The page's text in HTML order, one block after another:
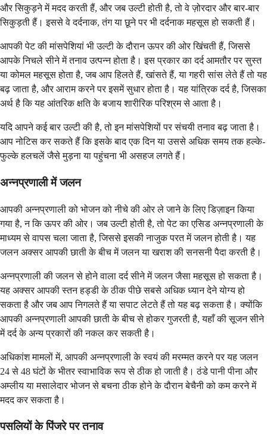
और सिकुड़ने में मदद करती हैं, और जब उल्टी होती है, तो वे ज़ोरदार और बार-बार
सिकुड़ती हैं। इससे वे दर्दनाक, तंग या छूने पर भी दर्दनाक महसूस हो सकती हैं।
आपकी पेट की मांसपेशियां भी उल्टी के दौरान ऊपर की ओर खिंचती हैं, जिससे
आपके निचले सीने में तनाव उत्पन्न होता है। इस प्रकार का दर्द आमतौर पर सुस्त
या कोमल महसूस होता है, जब आप हिलते हैं, खांसते हैं, या गहरी सांस लेते हैं तो यह
बढ़ जाता है, और आराम करने पर इसमें सुधार होता है। यह यांत्रिक दर्द है, जिसका
अर्थ है कि यह आंतरिक क्षति के बजाय शारीरिक परिश्रम से आता है।
यदि आपने कई बार उल्टी की है, तो इन मांसपेशियों पर संचयी तनाव बढ़ जाता है।
आप नोटिस कर सकते हैं कि इसके बाद एक दिन या उससे अधिक समय तक हल्के-
फुल्के हलचलें जैसे मुड़ना या पहुंचना भी असहज लगते हैं।
अन्नप्रणाली में जलन
आपकी अन्नप्रणाली को भोजन को नीचे की ओर ले जाने के लिए डिज़ाइन किया
गया है, न कि ऊपर की ओर। जब उल्टी होती है, तो पेट का एसिड अन्नप्रणाली के
माध्यम से वापस चला जाता है, जिससे इसकी नाजुक परत में जलन होती है। यह
जलन अक्सर आपकी छाती के बीच में जलन या खराश की सनसनी पैदा करती है।
अन्नप्रणाली की जलन से होने वाला दर्द सीने में जलन जैसा महसूस हो सकता है।
यह अक्सर आपकी स्तन हड्डी के ठीक पीछे सबसे अधिक ध्यान देने योग्य हो
सकता है और जब आप निगलते हैं या सपाट लेटते हैं तो यह बढ़ सकता है। क्योंकि
आपकी अन्नप्रणाली आपकी छाती के बीच से होकर गुजरती है, यहाँ की सूजन सीने
में दर्द के अन्य प्रकारों की नकल कर सकती है।
अधिकांश मामलों में, आपकी अन्नप्रणाली के स्वयं की मरम्मत करने पर यह जलन
24 से 48 घंटों के भीतर स्वाभाविक रूप से ठीक हो जाती है। ठंडे पानी पीना और
अम्लीय या मसालेदार भोजन से बचना ठीक होने के दौरान बेचैनी को कम करने में
मदद कर सकता है।
पसलियों के पिंजरे पर तनाव